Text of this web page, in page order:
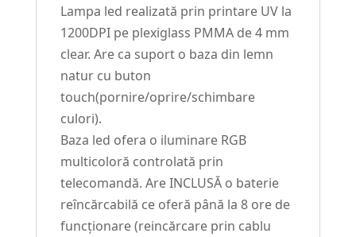
Lampa led realizată prin printare UV la
1200DPI pe plexiglass PMMA de 4 mm
clear. Are ca suport o baza din lemn
natur cu buton
touch(pornire/oprire/schimbare
culori).
Baza led ofera o iluminare RGB
multicoloră controlată prin
telecomandă. Are INCLUSĂ o baterie
reîncărcabilă ce oferă până la 8 ore de
funcționare (reincărcare prin cablu